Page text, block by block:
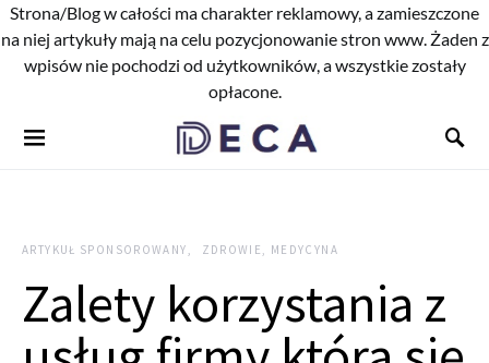
Strona/Blog w całości ma charakter reklamowy, a zamieszczone
na niej artykuły mają na celu pozycjonowanie stron www. Żaden z
wpisów nie pochodzi od użytkowników, a wszystkie zostały
opłacone.
ARTYKUŁ SPONSOROWANY ZDROWIE, MEDYCYNA
Zalety korzystania z